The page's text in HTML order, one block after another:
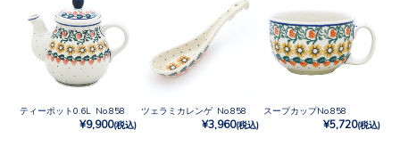
ティーポット0.6L No.858
¥9,900(税込)
ツェラミカレンゲ No.858
¥3,960(税込)
スープカップNo.858
¥5,720(税込)